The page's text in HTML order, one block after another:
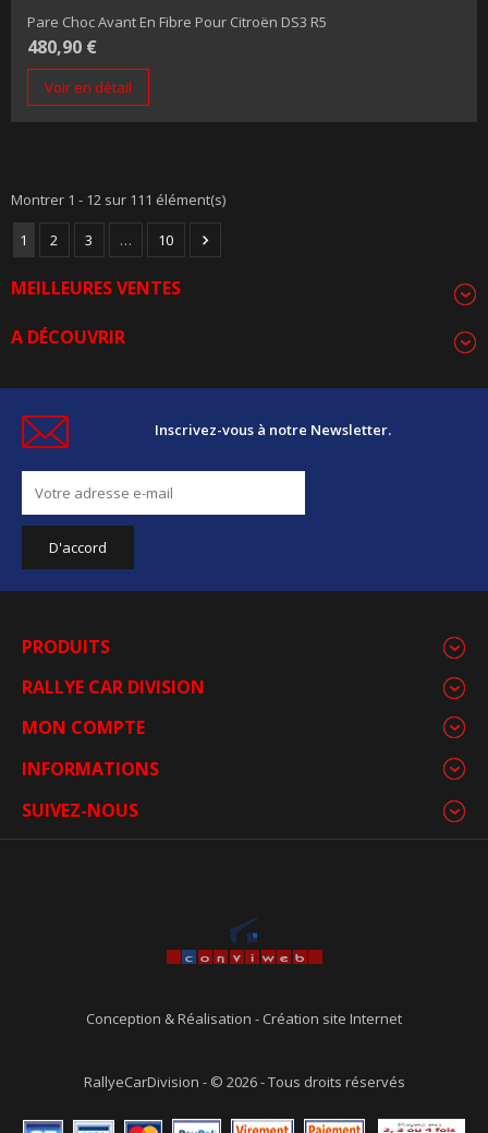
Pare Choc Avant En Fibre Pour Citroën DS3 R5
480,90 €
Voir en détail
Montrer 1 - 12 sur 111 élément(s)
1 2 3 … 10 
MEILLEURES VENTES
A DÉCOUVRIR
Inscrivez-vous à notre Newsletter.
PRODUITS
RALLYE CAR DIVISION
MON COMPTE
INFORMATIONS
SUIVEZ-NOUS
Conception & Réalisation - Création site Internet
RallyeCarDivision - © 2026 - Tous droits réservés